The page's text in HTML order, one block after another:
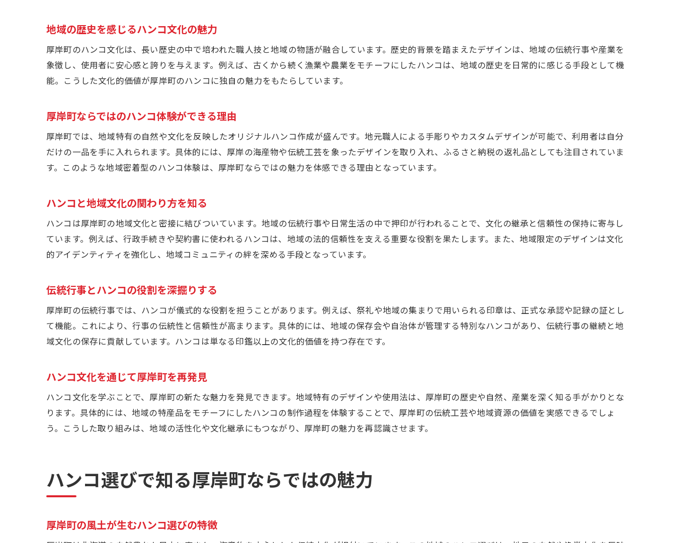
厚岸町の自然を映すハンコデザイン例
ハンコで表現する地域色の工夫と魅力
オリジナル感あふれるハンコデザイン術
伝統と創造が融合するハンコデザイン
伝統工芸が息づくハンコ作成のコツ
厚岸町の伝統工芸が光るハンコ作成法
ハンコ作成に活かす厚岸町の技術
伝統工芸とハンコの融合を楽しむ
オーダーメイドで叶える伝統のハンコ
オリジナルハンコで感じる地域の誇り
厚岸町らしさを表現するハンコ作り
ハンコに込める厚岸町の物語と想い
行政手続きに役立つハンコの基礎知識
厚岸町の行政手続きに適したハンコ選び
ハンコが必要な行政書類のポイント解説
手続きに強いハンコの選び方と活用法
地域の歴史を感じるハンコ文化の魅力
厚岸町のハンコ文化は、長い歴史の中で培われた職人技と地域の物語が融合しています。歴史的背景を踏まえたデザインは、地域の伝統行事や産業を
象徴し、使用者に安心感と誇りを与えます。例えば、古くから続く漁業や農業をモチーフにしたハンコは、地域の歴史を日常的に感じる手段として機
能。こうした文化的価値が厚岸町のハンコに独自の魅力をもたらしています。
厚岸町ならではのハンコ体験ができる理由
厚岸町では、地域特有の自然や文化を反映したオリジナルハンコ作成が盛んです。地元職人による手彫りやカスタムデザインが可能で、利用者は自分
だけの一品を手に入れられます。具体的には、厚岸の海産物や伝統工芸を象ったデザインを取り入れ、ふるさと納税の返礼品としても注目されていま
す。このような地域密着型のハンコ体験は、厚岸町ならではの魅力を体感できる理由となっています。
ハンコと地域文化の関わり方を知る
ハンコは厚岸町の地域文化と密接に結びついています。地域の伝統行事や日常生活の中で押印が行われることで、文化の継承と信頼性の保持に寄与し
ています。例えば、行政手続きや契約書に使われるハンコは、地域の法的信頼性を支える重要な役割を果たします。また、地域限定のデザインは文化
的アイデンティティを強化し、地域コミュニティの絆を深める手段となっています。
伝統行事とハンコの役割を深掘りする
厚岸町の伝統行事では、ハンコが儀式的な役割を担うことがあります。例えば、祭礼や地域の集まりで用いられる印章は、正式な承認や記録の証とし
て機能。これにより、行事の伝統性と信頼性が高まります。具体的には、地域の保存会や自治体が管理する特別なハンコがあり、伝統行事の継続と地
域文化の保存に貢献しています。ハンコは単なる印鑑以上の文化的価値を持つ存在です。
ハンコ文化を通じて厚岸町を再発見
ハンコ文化を学ぶことで、厚岸町の新たな魅力を発見できます。地域特有のデザインや使用法は、厚岸町の歴史や自然、産業を深く知る手がかりとな
ります。具体的には、地域の特産品をモチーフにしたハンコの制作過程を体験することで、厚岸町の伝統工芸や地域資源の価値を実感できるでしょ
う。こうした取り組みは、地域の活性化や文化継承にもつながり、厚岸町の魅力を再認識させます。
ハンコ選びで知る厚岸町ならではの魅力
厚岸町の風土が生むハンコ選びの特徴